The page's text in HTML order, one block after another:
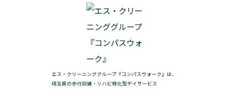
エス・クリーニンググループ『コンパスウォーク』は、
埼玉県の歩行訓練・リハビ特化型デイサービス